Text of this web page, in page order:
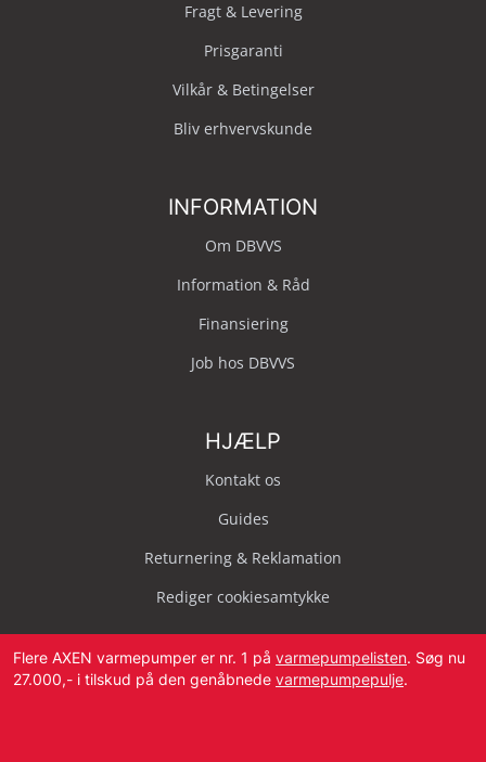
Fragt & Levering
Prisgaranti
Vilkår & Betingelser
Bliv erhvervskunde
INFORMATION
Om DBVVS
Information & Råd
Finansiering
Job hos DBVVS
HJÆLP
Kontakt os
Guides
Returnering & Reklamation
Rediger cookiesamtykke
Flere AXEN varmepumper er nr. 1 på varmepumpelisten. Søg nu
27.000,- i tilskud på den genåbnede varmepumpepulje.